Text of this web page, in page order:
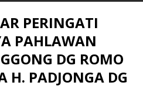
PERINGATI
PAHLAWAN
DG ROMO
H. PADJONGA DG